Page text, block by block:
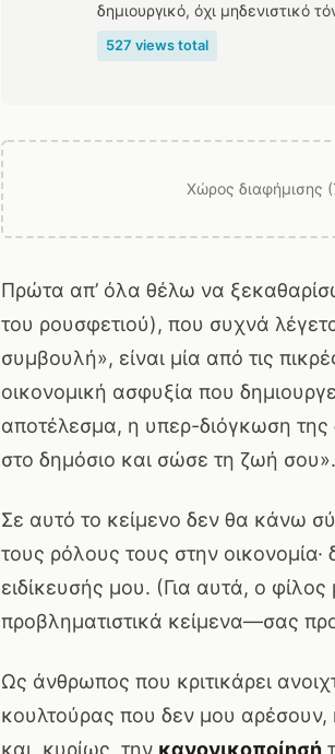
δημιουργικό, όχι μηδενιστικό
527 views total
Χώρος διαφήμισης
Πρώτα απ’ όλα θέλω να
του ρουσφετιού), που συχνά
συμβουλή», είναι μία από τις
οικονομική ασφυξία που
αποτέλεσμα, η υπερ-διόγκωση
στο δημόσιο και σώσε τη ζωή
Σε αυτό το κείμενο δεν θα κάνω
τους ρόλους τους στην οικονομία·
ειδίκευσής μου. (Για αυτά, ο φίλος
προβληματιστικά κείμενα—σας
Ως άνθρωπος που κριτικάρει
κουλτούρας που δεν μου αρέσουν,
και, κυρίως, την κανονικοποίησή